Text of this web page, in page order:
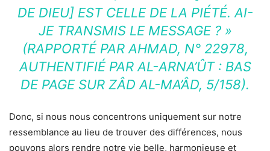
DE DIEU] EST CELLE DE LA PIÉTÉ. AI-
JE TRANSMIS LE MESSAGE ? »
(RAPPORTÉ PAR AHMAD, N° 22978,
AUTHENTIFIÉ PAR AL-ARNA’ÛT : BAS
DE PAGE SUR ZÂD AL-MA’ÂD, 5/158).
Donc, si nous nous concentrons uniquement sur notre
ressemblance au lieu de trouver des différences, nous
pouvons alors rendre notre vie belle, harmonieuse et